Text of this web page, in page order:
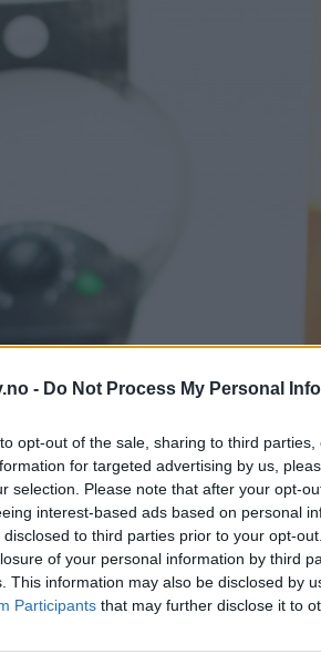
- Do Not Process My Personal
opt-out of the sale, sharing to third
for targeted advertising by us,
selection. Please note that after your opt-
interest-based ads based on personal
disclosed to third parties prior to your opt-
of your personal information by third
This information may also be disclosed by
Participants that may further disclose it to